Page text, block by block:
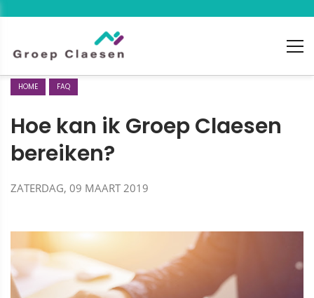
HOME FAQ
Hoe kan ik Groep Claesen
bereiken?
ZATERDAG, 09 MAART 2019